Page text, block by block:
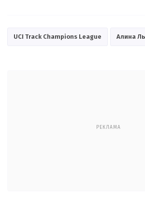
UCI Track Champions League Алина
РЕКЛАМА